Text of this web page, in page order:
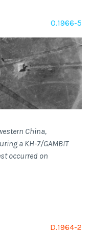
O.1966-5
China,
a KH-7/GAMBIT
occurred on
D.1964-2